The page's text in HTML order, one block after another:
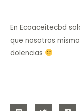
En Ecoaceitecbd
que nosotros
dolencias